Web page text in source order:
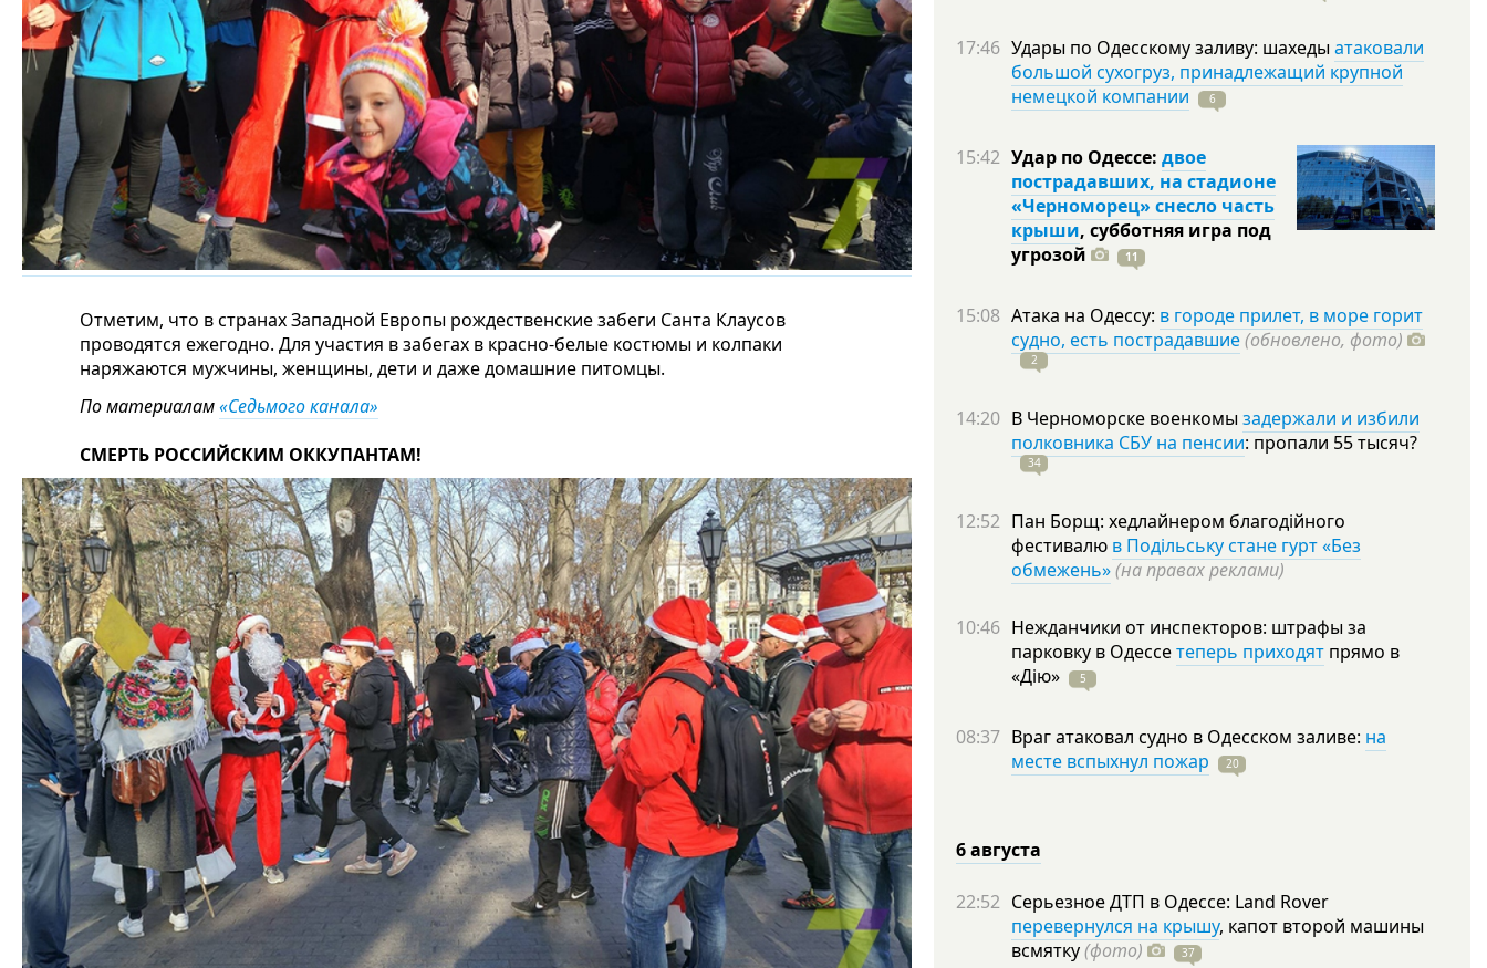
Отметим, что в странах Западной Европы рождественские забеги Санта Клаусов
проводятся ежегодно. Для участия в забегах в красно-белые костюмы и колпаки
наряжаются мужчины, женщины, дети и даже домашние питомцы.
По материалам«Седьмого канала»
СМЕРТЬ РОССИЙСКИМ ОККУПАНТАМ!
17:46 Удары по Одесскому заливу: шахеды атаковали
большой сухогруз, принадлежащий крупной
немецкой компании
6
15:42 Удар по Одессе: двое
пострадавших, на стадионе
«Черноморец» снесло часть
крыши, субботняя игра под
угрозой
11
15:08 Атака на Одессу: в городе прилет, в море горит
судно, есть пострадавшие(обновлено, фото)
2
14:20 В Черноморске военкомы задержали и избили
полковника СБУ на пенсии: пропали 55тысяч?
34
12:52 Пан Борщ: хедлайнером благодійного
фестивалю в Подільську стане гурт «Без
обмежень»(на правах реклами)
10:46 Нежданчики от инспекторов: штрафы за
парковку в Одессетеперь приходят прямо в
«Дію»
5
08:37 Враг атаковал судно в Одесском заливе: на
месте вспыхнул пожар
20
6 августа
22:52 Серьезное ДТП в Одессе: Land Rover
перевернулся на крышу, капот второй машины
всмятку(фото) 37